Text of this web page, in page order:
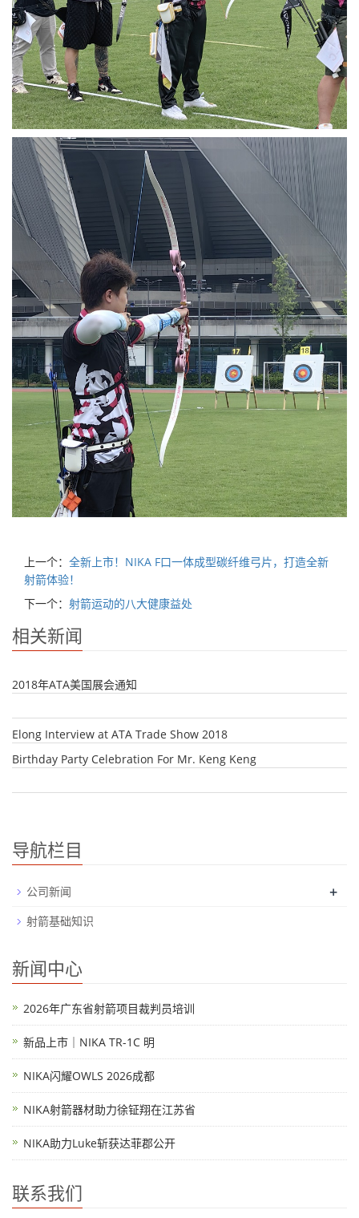
上一个： 全新上市！NIKA F口一体成型碳纤维弓片，打造全新
射箭体验！
下一个： 射箭运动的八大健康益处
相关新闻
2018年ATA美国展会通知
Elong Interview at ATA Trade Show 2018
Birthday Party Celebration For Mr. Keng Keng
导航栏目
公司新闻 +
射箭基础知识
新闻中心
2026年广东省射箭项目裁判员培训
新品上市｜NIKA TR-1C 明
NIKA闪耀OWLS 2026成都
NIKA射箭器材助力徐钲翔在江苏省
NIKA助力Luke斩获达菲郡公开
联系我们